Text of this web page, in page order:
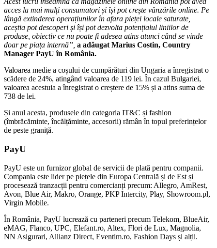
acces la mai mulți consumatori și își pot crește vânzările online. Pe
lângă extinderea operațiunilor în afara pieței locale saturate,
aceștia pot descoperi și își pot dezvolta potențialul liniilor de
produse, obiectiv ce nu poate fi adesea atins atunci când se vinde
doar pe piața internă”, a adăugat Marius Costin, Country
Manager PayU în România.
Valoarea medie a coșului de cumpărături din Ungaria a înregistrat o
scădere de 24%, atingând valoarea de 119 lei. În cazul Bulgariei,
valoarea acestuia a înregistrat o creștere de 15% și a atins suma de
738 de lei.
Și anul acesta, produsele din categoria IT&C și fashion
(îmbrăcăminte, încălțăminte, accesorii) rămân în topul preferințelor
de peste graniță.
PayU
PayU este un furnizor global de servicii de plată pentru companii.
Compania este lider pe piețele din Europa Centrală și de Est și
procesează tranzacții pentru comercianți precum: Allegro, AmRest,
Avon, Blue Air, Makro, Orange, PKP Intercity, Play, Showroom.pl,
Virgin Mobile.
În România, PayU lucrează cu parteneri precum Telekom, BlueAir,
eMAG, Flanco, UPC, Elefant.ro, Altex, Flori de Lux, Magnolia,
NN Asigurari, Allianz Direct, Eventim.ro, Fashion Days și alții.